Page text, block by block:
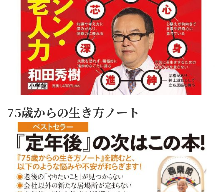
75歳からの生き方ノート